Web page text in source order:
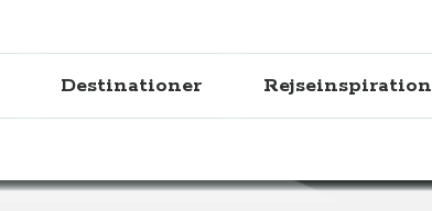
Destinationer Rejseinspiration